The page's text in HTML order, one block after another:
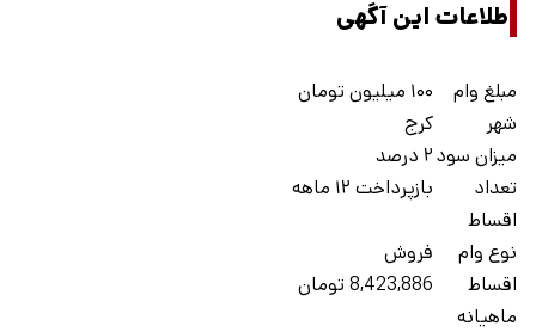
اطلاعات این آگهی
مبلغ وام
۱۰۰ میلیون تومان
شهر
کرج
ميزان سود۲ درصد
تعداد
اقساط
بازپرداخت ۱۲ ماهه
نوع وام
فروش
اقساط
ماهيانه
8,423,886 تومان